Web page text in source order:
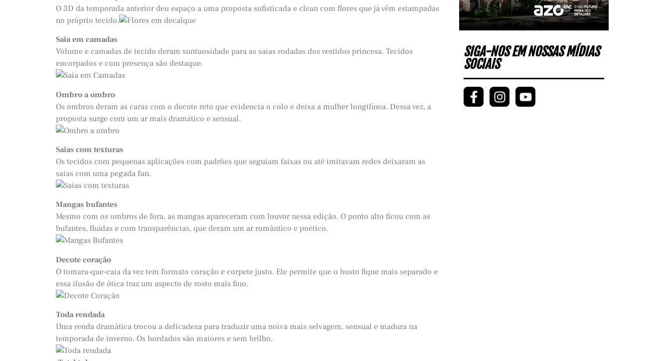
O 3D da temporada anterior deu espaço a uma proposta sofisticada e clean com flores que já vêm estampadas
no próprio tecido.
Saia em camadas
Volume e camadas de tecido deram suntuosidade para as saias rodadas dos vestidos princesa. Tecidos
encorpados e com presença são destaque.
Ombro a ombro
Os ombros deram as caras com o decote reto que evidencia o colo e deixa a mulher longilínea. Dessa vez, a
proposta surge com um ar mais dramático e sensual.
Saias com texturas
Os tecidos com pequenas aplicações com padrões que seguiam faixas ou até imitavam redes deixaram as
saias com uma pegada fun.
Mangas bufantes
Mesmo com os ombros de fora, as mangas apareceram com louvor nessa edição. O ponto alto ficou com as
bufantes, fluídas e com transparências, que deram um ar romântico e poético.
Decote coração
O tomara-que-caia da vez tem formato coração e corpete justo. Ele permite que o busto fique mais separado e
essa ilusão de ótica traz um aspecto de rosto mais fino.
Toda rendada
Uma renda dramática trocou a delicadeza para traduzir uma noiva mais selvagem, sensual e madura na
temporada de inverno. Os bordados são maiores e sem brilho.
SIGA-NOS EM NOSSAS MÍDIAS
SOCIAIS